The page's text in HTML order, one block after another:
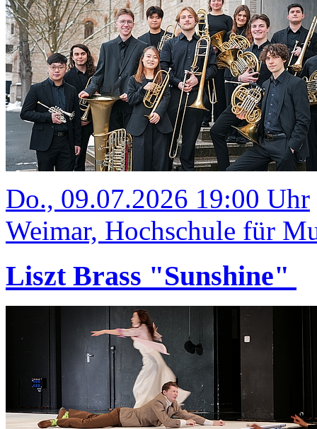
Do., 09.07.2026 19:00 Uhr
Weimar, Hochschule für
Liszt Brass "Sunshine"